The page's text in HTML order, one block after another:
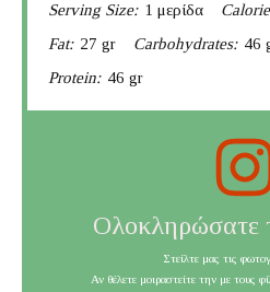
Serving Size: 1 μερίδα
Fat: 27 gr Carbohydrates: 46
Protein: 46 gr
Ολοκληρώσατε
Στείλτε μας τις
Αν θέλετε μοιραστείτε την με τους